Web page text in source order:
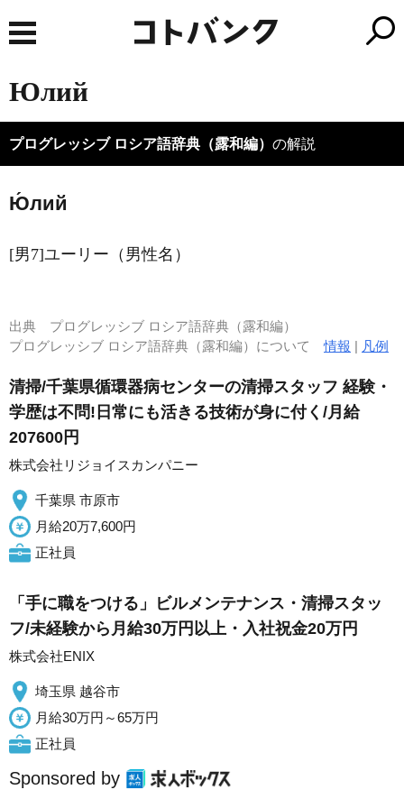
Юлий
プログレッシブ ロシア語辞典（露和編） の解説
Ю́лий
[男7]ユーリー（男性名）
出典 プログレッシブ ロシア語辞典（露和編）
プログレッシブ ロシア語辞典（露和編）について情報 | 凡例
清掃/千葉県循環器病センターの清掃スタッフ 経験・
学歴は不問!日常にも活きる技術が身に付く/月給
207600円
株式会社リジョイスカンパニー
千葉県 市原市
月給20万7,600円
正社員
「手に職をつける」ビルメンテナンス・清掃スタッ
フ/未経験から月給30万円以上・入社祝金20万円
株式会社ENIX
埼玉県 越谷市
月給30万円～65万円
正社員
Sponsored by